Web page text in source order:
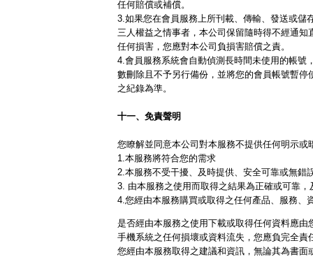
任何賠償或補償。
3.如果您在會員服務上所刊載、傳輸、發送或儲
三人權益之情事者，本公司保留隨時得不經通
任何損害，您應對本公司負損害賠償之責。
4.會員服務系統會自動偵測長時間未使用的帳號
數刪除且不予另行備份，並將您的會員帳號暫
之紀錄為準。
十一、免責聲明
您瞭解並同意本公司對本服務不提供任何明示
1.本服務將符合您的需求
2.本服務不受干擾、及時提供、安全可靠或無錯
3. 由本服務之使用而取得之結果為正確或可靠，
4.您經由本服務購買或取得之任何產品、服務、
是否經由本服務之使用下載或取得任何資料應
手機系統之任何損壞或資料流失，您應負完全責
您經由本服務取得之建議和資訊，無論其為書面